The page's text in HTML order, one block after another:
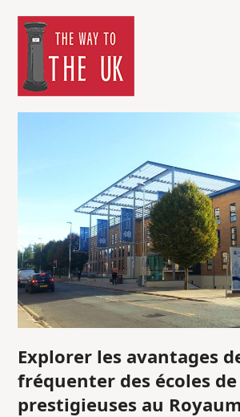
Explorer les avantages
fréquenter des écoles
prestigieuses au